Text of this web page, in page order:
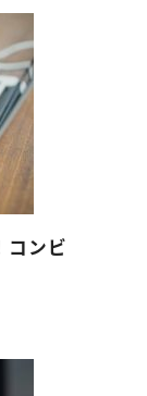
コンビ